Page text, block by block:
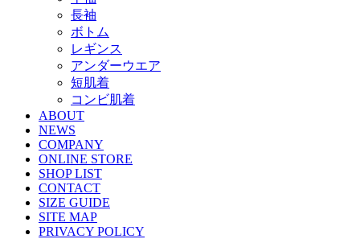
⻑袖
ボトム
レギンス
アンダーウエア
短肌着
コンビ肌着
ABOUT
NEWS
COMPANY
ONLINE STORE
SHOP LIST
CONTACT
SIZE GUIDE
SITE MAP
PRIVACY POLICY